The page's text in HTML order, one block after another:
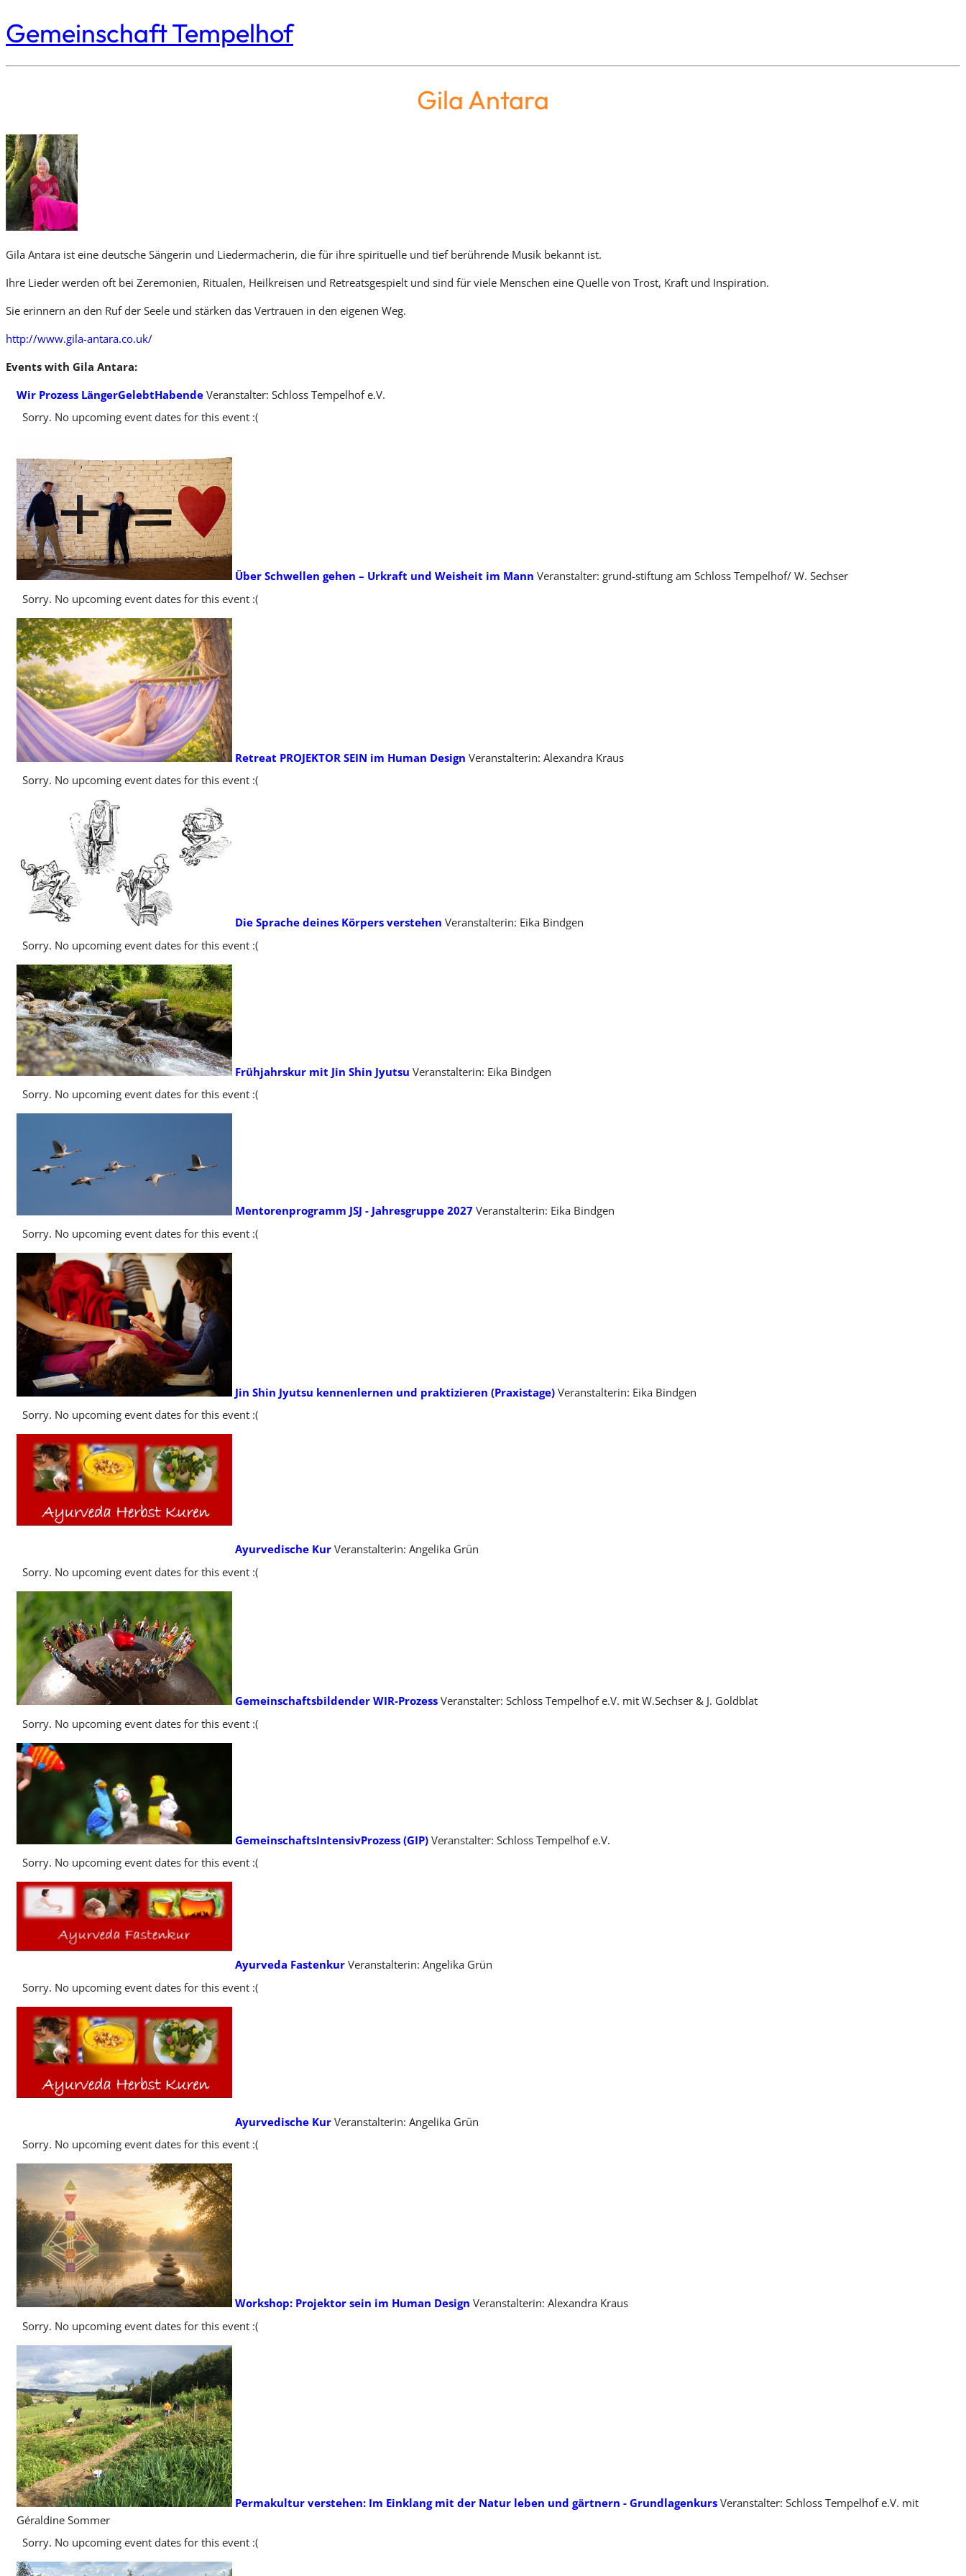
Gemeinschaft Tempelhof
Gila Antara
Gila Antara ist eine deutsche Sängerin und Liedermacherin, die für ihre spirituelle und tief berührende Musik bekannt ist.
Ihre Lieder werden oft bei Zeremonien, Ritualen, Heilkreisen und Retreatsgespielt und sind für viele Menschen eine Quelle von Trost, Kraft und Inspiration.
Sie erinnern an den Ruf der Seele und stärken das Vertrauen in den eigenen Weg.
http://www.gila-antara.co.uk/
Events with Gila Antara:
Wir Prozess LängerGelebtHabende Veranstalter: Schloss Tempelhof e.V.
Sorry. No upcoming event dates for this event :(
Über Schwellen gehen – Urkraft und Weisheit im Mann Veranstalter: grund-stiftung am Schloss Tempelhof/ W. Sechser
Sorry. No upcoming event dates for this event :(
Retreat PROJEKTOR SEIN im Human Design Veranstalterin: Alexandra Kraus
Sorry. No upcoming event dates for this event :(
Die Sprache deines Körpers verstehen Veranstalterin: Eika Bindgen
Sorry. No upcoming event dates for this event :(
Frühjahrskur mit Jin Shin Jyutsu Veranstalterin: Eika Bindgen
Sorry. No upcoming event dates for this event :(
Mentorenprogramm JSJ - Jahresgruppe 2027 Veranstalterin: Eika Bindgen
Sorry. No upcoming event dates for this event :(
Jin Shin Jyutsu kennenlernen und praktizieren (Praxistage) Veranstalterin: Eika Bindgen
Sorry. No upcoming event dates for this event :(
Ayurvedische Kur Veranstalterin: Angelika Grün
Sorry. No upcoming event dates for this event :(
Gemeinschaftsbildender WIR-Prozess Veranstalter: Schloss Tempelhof e.V. mit W.Sechser & J. Goldblat
Sorry. No upcoming event dates for this event :(
GemeinschaftsIntensivProzess (GIP) Veranstalter: Schloss Tempelhof e.V.
Sorry. No upcoming event dates for this event :(
Ayurveda Fastenkur Veranstalterin: Angelika Grün
Sorry. No upcoming event dates for this event :(
Ayurvedische Kur Veranstalterin: Angelika Grün
Sorry. No upcoming event dates for this event :(
Workshop: Projektor sein im Human Design Veranstalterin: Alexandra Kraus
Sorry. No upcoming event dates for this event :(
Permakultur verstehen: Im Einklang mit der Natur leben und gärtnern - Grundlagenkurs Veranstalter: Schloss Tempelhof e.V. mit
Géraldine Sommer
Sorry. No upcoming event dates for this event :(